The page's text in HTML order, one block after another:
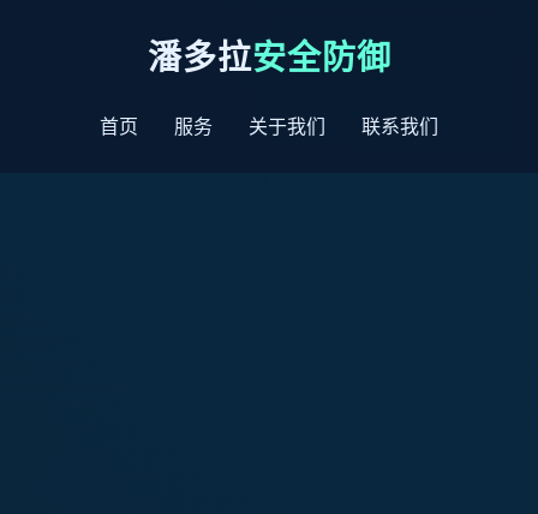
潘多拉安全防御
首页 服务 关于我们 联系我们